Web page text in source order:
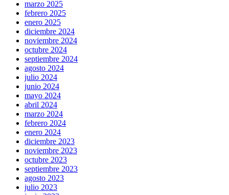
marzo 2025
febrero 2025
enero 2025
diciembre 2024
noviembre 2024
octubre 2024
septiembre 2024
agosto 2024
julio 2024
junio 2024
mayo 2024
abril 2024
marzo 2024
febrero 2024
enero 2024
diciembre 2023
noviembre 2023
octubre 2023
septiembre 2023
agosto 2023
julio 2023